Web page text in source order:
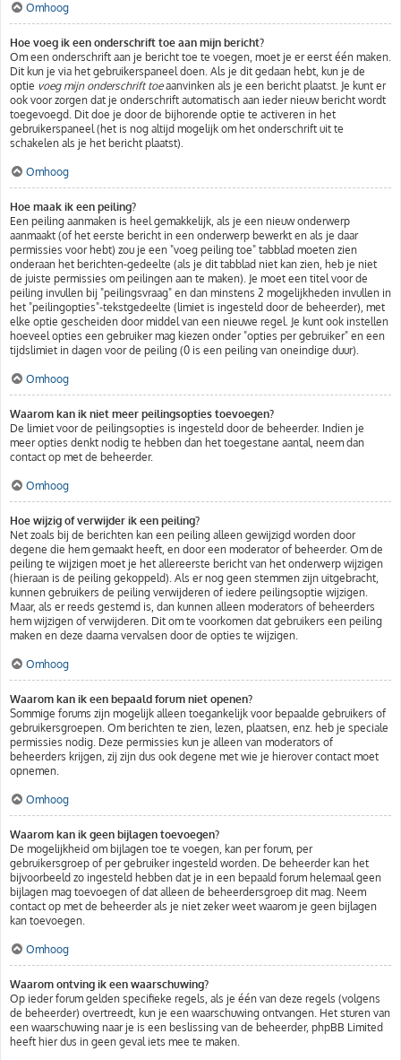
Omhoog
Hoe voeg ik een onderschrift toe aan mijn bericht?
Om een onderschrift aan je bericht toe te voegen, moet je er eerst één maken.
Dit kun je via het gebruikerspaneel doen. Als je dit gedaan hebt, kun je de
optie voeg mijn onderschrift toeaanvinken als je een bericht plaatst. Je kunt er
ook voor zorgen dat je onderschrift automatisch aan ieder nieuw bericht wordt
toegevoegd. Dit doe je door de bijhorende optie te activeren in het
gebruikerspaneel (het is nog altijd mogelijk om het onderschrift uit te
schakelen als je het bericht plaatst).
Omhoog
Hoe maak ik een peiling?
Een peiling aanmaken is heel gemakkelijk, als je een nieuw onderwerp
aanmaakt (of het eerste bericht in een onderwerp bewerkt en als je daar
permissies voor hebt) zou je een "voeg peiling toe" tabblad moeten zien
onderaan het berichten-gedeelte (als je dit tabblad niet kan zien, heb je niet
de juiste permissies om peilingen aan te maken). Je moet een titel voor de
peiling invullen bij "peilingsvraag" en dan minstens 2 mogelijkheden invullen in
het "peilingopties"-tekstgedeelte (limiet is ingesteld door de beheerder), met
elke optie gescheiden door middel van een nieuwe regel. Je kunt ook instellen
hoeveel opties een gebruiker mag kiezen onder "opties per gebruiker" en een
tijdslimiet in dagen voor de peiling (0 is een peiling van oneindige duur).
Omhoog
Waarom kan ik niet meer peilingsopties toevoegen?
De limiet voor de peilingsopties is ingesteld door de beheerder. Indien je
meer opties denkt nodig te hebben dan het toegestane aantal, neem dan
contact op met de beheerder.
Omhoog
Hoe wijzig of verwijder ik een peiling?
Net zoals bij de berichten kan een peiling alleen gewijzigd worden door
degene die hem gemaakt heeft, en door een moderator of beheerder. Om de
peiling te wijzigen moet je het allereerste bericht van het onderwerp wijzigen
(hieraan is de peiling gekoppeld). Als er nog geen stemmen zijn uitgebracht,
kunnen gebruikers de peiling verwijderen of iedere peilingsoptie wijzigen.
Maar, als er reeds gestemd is, dan kunnen alleen moderators of beheerders
hem wijzigen of verwijderen. Dit om te voorkomen dat gebruikers een peiling
maken en deze daarna vervalsen door de opties te wijzigen.
Omhoog
Waarom kan ik een bepaald forum niet openen?
Sommige forums zijn mogelijk alleen toegankelijk voor bepaalde gebruikers of
gebruikersgroepen. Om berichten te zien, lezen, plaatsen, enz. heb je speciale
permissies nodig. Deze permissies kun je alleen van moderators of
beheerders krijgen, zij zijn dus ook degene met wie je hierover contact moet
opnemen.
Omhoog
Waarom kan ik geen bijlagen toevoegen?
De mogelijkheid om bijlagen toe te voegen, kan per forum, per
gebruikersgroep of per gebruiker ingesteld worden. De beheerder kan het
bijvoorbeeld zo ingesteld hebben dat je in een bepaald forum helemaal geen
bijlagen mag toevoegen of dat alleen de beheerdersgroep dit mag. Neem
contact op met de beheerder als je niet zeker weet waarom je geen bijlagen
kan toevoegen.
Omhoog
Waarom ontving ik een waarschuwing?
Op ieder forum gelden specifieke regels, als je één van deze regels (volgens
de beheerder) overtreedt, kun je een waarschuwing ontvangen. Het sturen van
een waarschuwing naar je is een beslissing van de beheerder, phpBB Limited
heeft hier dus in geen geval iets mee te maken.